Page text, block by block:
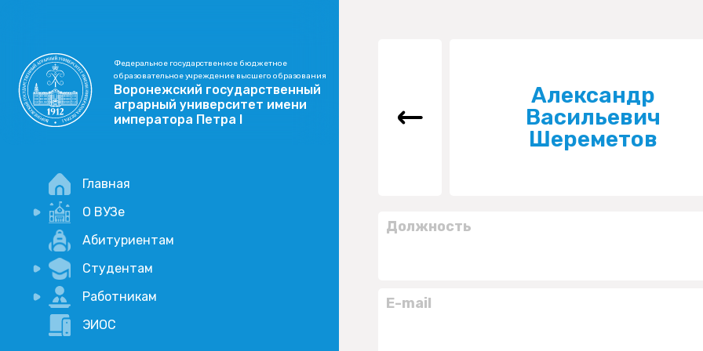
Федеральное государственное бюджетное
образовательное учреждение высшего образования
Воронежский государственный
аграрный университет имени
императора Петра I
Главная
О ВУЗе
Новости
Учебный процесс
Научная деятельность
Абитуриентам
Студентам
Портал дистанционого обучения
Академические отпуска
Работникам
Внимание, опрос!
ЭИОС
Александр
Васильевич
Шереметов
Должность
E-mail